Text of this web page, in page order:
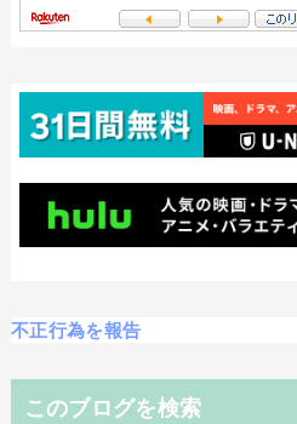
不正行為を報告
このブログを検索